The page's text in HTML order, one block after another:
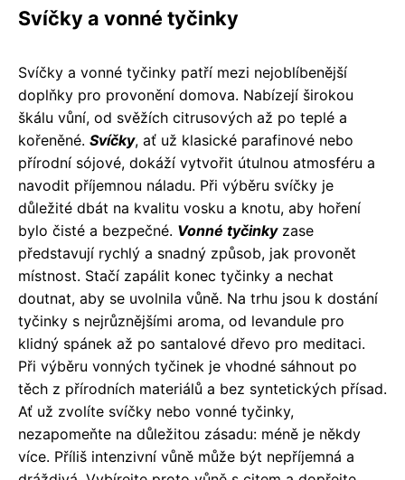
Svíčky a vonné tyčinky
Svíčky a vonné tyčinky patří mezi nejoblíbenější
doplňky pro provonění domova. Nabízejí širokou
škálu vůní, od svěžích citrusových až po teplé a
kořeněné. Svíčky, ať už klasické parafinové nebo
přírodní sójové, dokáží vytvořit útulnou atmosféru a
navodit příjemnou náladu. Při výběru svíčky je
důležité dbát na kvalitu vosku a knotu, aby hoření
bylo čisté a bezpečné. Vonné tyčinkyzase
představují rychlý a snadný způsob, jak provonět
místnost. Stačí zapálit konec tyčinky a nechat
doutnat, aby se uvolnila vůně. Na trhu jsou k dostání
tyčinky s nejrůznějšími aroma, od levandule pro
klidný spánek až po santalové dřevo pro meditaci.
Při výběru vonných tyčinek je vhodné sáhnout po
těch z přírodních materiálů a bez syntetických přísad.
Ať už zvolíte svíčky nebo vonné tyčinky,
nezapomeňte na důležitou zásadu: méně je někdy
více. Příliš intenzivní vůně může být nepříjemná a